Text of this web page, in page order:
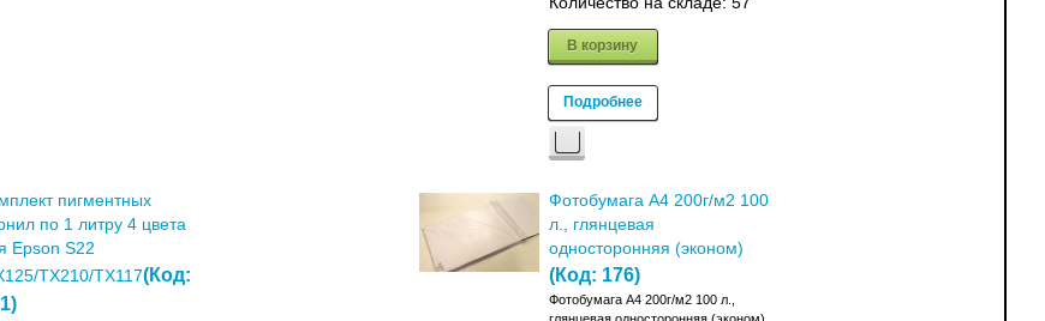
В корзину
Подробнее
пигментных
по 1 литру 4 цвета
Epson S22
TX210/TX117(Код:
)
Фотобумага A4 200г/м2 100
л., глянцевая
односторонняя (эконом)
(Код: 176)
Фотобумага A4 200г/м2 100 л.,